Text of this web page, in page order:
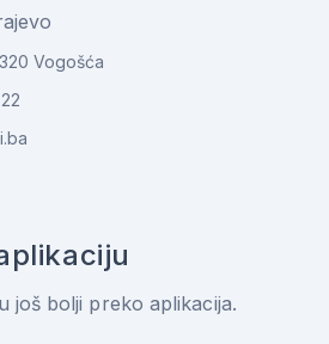
Vogošća
još bolji preko aplikacija.